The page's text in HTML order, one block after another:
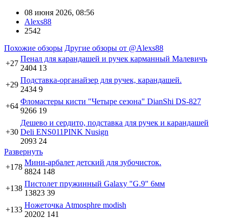
08 июня 2026, 08:56
Alexs88
2542
Похожие обзоры Другие обзоры от @Alexs88
+27
Пенал для карандашей и ручек карманный Малевичъ
2404 13
+29
Подставка-органайзер для ручек, карандашей.
2434 9
+64
Фломастеры кисти "Четыре сезона" DianShi DS-827
9266 19
+30
Дешево и сердито, подставка для ручек и карандашей
Deli ENS011PINK Nusign
2093 24
Развернуть
+178
Мини-арбалет детский для зубочисток.
8824 148
+138
Пистолет пружинный Galaxy "G.9" 6мм
13823 39
+133
Ножеточка Аtmosphre modish
20202 141